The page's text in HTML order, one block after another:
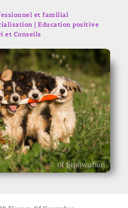
et familial
| Education positive
et Conseils